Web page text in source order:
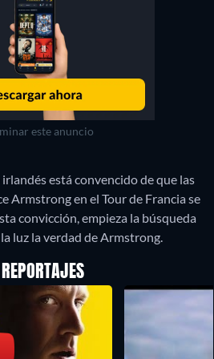
este anuncio
está convencido de que las
Armstrong en el Tour de Francia se
convicción, empieza la búsqueda
luz la verdad de Armstrong.